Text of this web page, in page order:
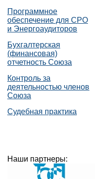
Программное
обеспечение для СРО
и Энергоаудиторов
Бухгалтерская
(финансовая)
отчетность Союза
Контроль за
деятельностью членов
Союза
Судебная практика
Наши партнеры: